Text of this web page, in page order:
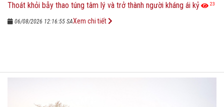
Thoát khỏi bẫy thao túng tâm lý và trở thành người kháng ái kỷ 23
06/08/2026 12:16:55 SAXem chi tiết